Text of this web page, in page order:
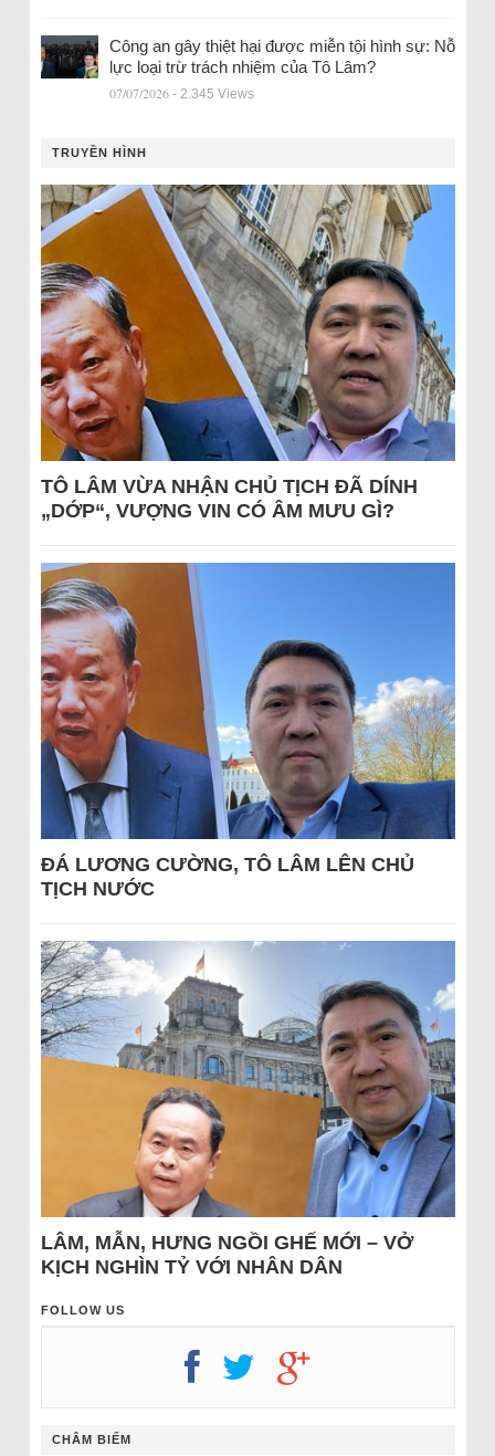
Công an gây thiệt hại được miễn tội hình sự: Nỗ
lực loại trừ trách nhiệm của Tô Lâm?
07/07/2026 - 2.345 Views
TRUYỀN HÌNH
TÔ LÂM VỪA NHẬN CHỦ TỊCH ĐÃ DÍNH
„DỚP“, VƯỢNG VIN CÓ ÂM MƯU GÌ?
ĐÁ LƯƠNG CƯỜNG, TÔ LÂM LÊN CHỦ
TỊCH NƯỚC
LÂM, MẪN, HƯNG NGỒI GHẾ MỚI – VỞ
KỊCH NGHÌN TỶ VỚI NHÂN DÂN
FOLLOW US
CHÂM BIẾM